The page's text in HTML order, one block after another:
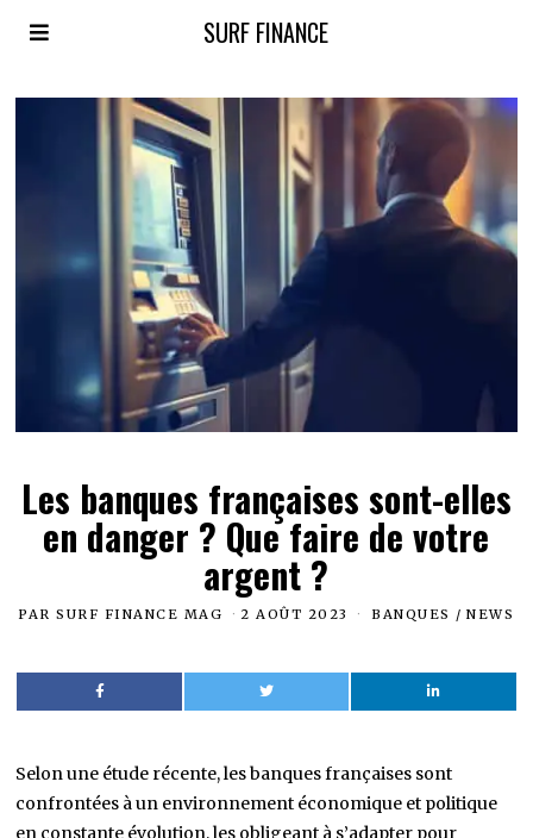
SURF FINANCE
Les banques françaises sont-elles
en danger ? Que faire de votre
argent ?
PARSURF FINANCE MAG 2 AOÛT 2023 BANQUES / NEWS
Selon une étude récente, les banques françaises sont
confrontées à un environnement économique et politique
en constante évolution, les obligeant à s’adapter pour